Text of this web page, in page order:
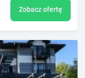
Zobacz ofertę